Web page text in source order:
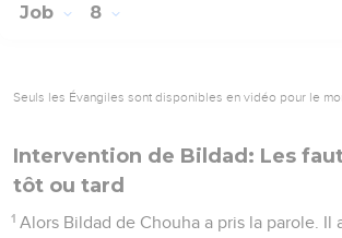
Job 8
Seuls les Évangiles sont disponibles en vidéo pour le
Intervention de Bildad: Les
tôt ou tard
1 Alors Bildad de Chouha a pris la parole. Il